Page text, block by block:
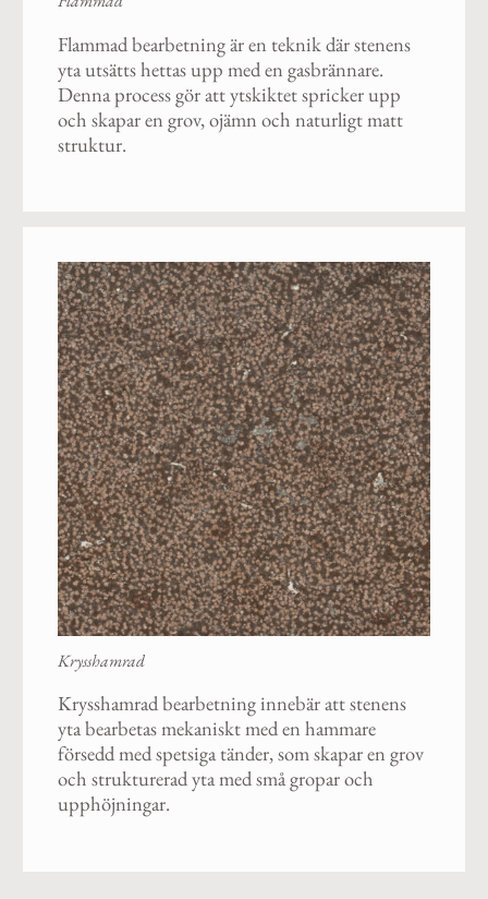
Flammad bearbetning är en teknik där stenens
yta utsätts hettas upp med en gasbrännare.
Denna process gör att ytskiktet spricker upp
och skapar en grov, ojämn och naturligt matt
struktur.
Krysshamrad
Krysshamrad bearbetning innebär att stenens
yta bearbetas mekaniskt med en hammare
försedd med spetsiga tänder, som skapar en grov
och strukturerad yta med små gropar och
upphöjningar.